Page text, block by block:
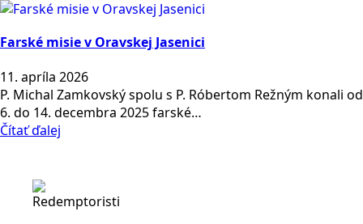
Farské misie v Oravskej Jasenici
11. apríla 2026
P. Michal Zamkovský spolu s P. Róbertom Režným konali od
6. do 14. decembra 2025 farské…
Čítať ďalej